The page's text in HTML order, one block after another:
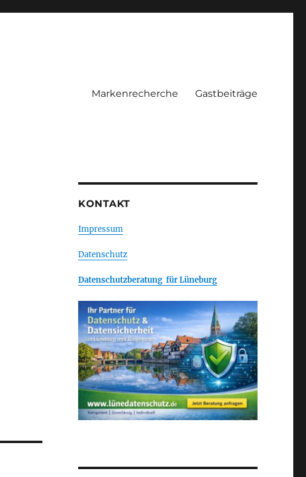
Markenrecherche Gastbeiträge
KONTAKT
Impressum
Datenschutz
Datenschutzberatung für Lüneburg